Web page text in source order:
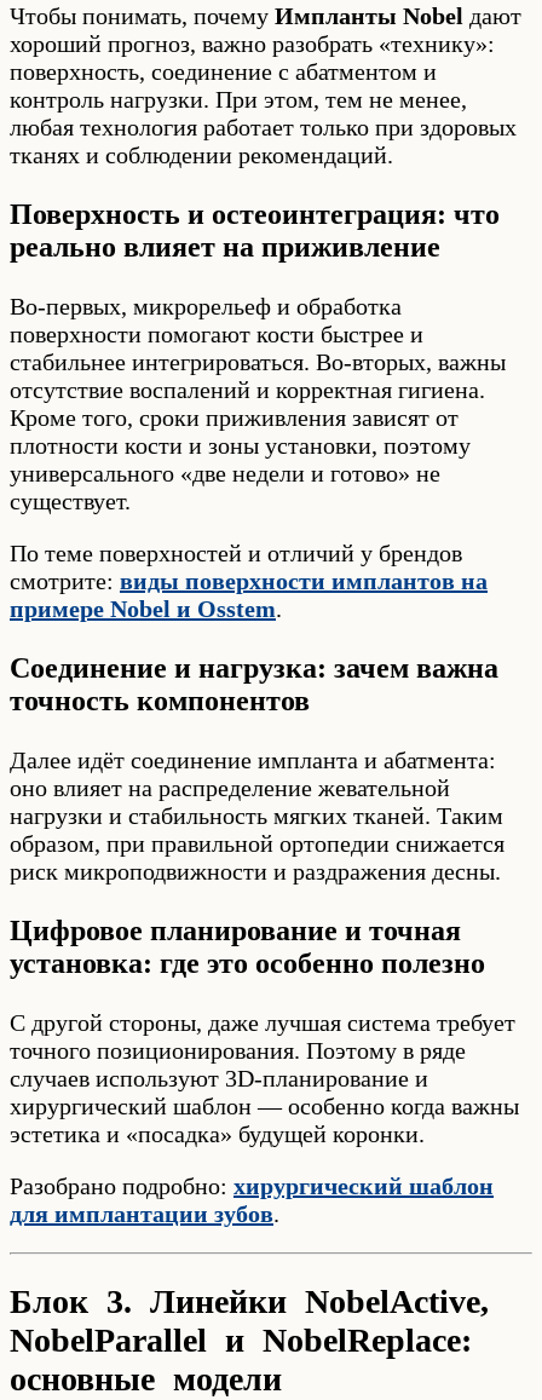
Чтобы понимать, почему Импланты Nobel дают
хороший прогноз, важно разобрать «технику»:
поверхность, соединение с абатментом и
контроль нагрузки. При этом, тем не менее,
любая технология работает только при здоровых
тканях и соблюдении рекомендаций.
Поверхность и остеоинтеграция: что
реально влияет на приживление
Во-первых, микрорельеф и обработка
поверхности помогают кости быстрее и
стабильнее интегрироваться. Во-вторых, важны
отсутствие воспалений и корректная гигиена.
Кроме того, сроки приживления зависят от
плотности кости и зоны установки, поэтому
универсального «две недели и готово» не
существует.
По теме поверхностей и отличий у брендов
смотрите: виды поверхности имплантов на
примере Nobel и Osstem.
Соединение и нагрузка: зачем важна
точность компонентов
Далее идёт соединение импланта и абатмента:
оно влияет на распределение жевательной
нагрузки и стабильность мягких тканей. Таким
образом, при правильной ортопедии снижается
риск микроподвижности и раздражения десны.
Цифровое планирование и точная
установка: где это особенно полезно
С другой стороны, даже лучшая система требует
точного позиционирования. Поэтому в ряде
случаев используют 3D-планирование и
хирургический шаблон — особенно когда важны
эстетика и «посадка» будущей коронки.
Разобрано подробно: хирургический шаблон
для имплантации зубов.
Блок 3. Линейки NobelActive,
NobelParallel и NobelReplace:
основные модели